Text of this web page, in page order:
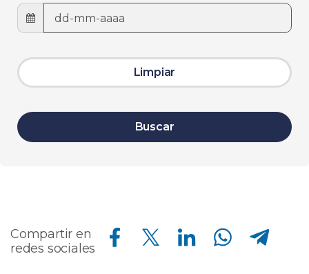
Limpiar
Buscar
Compartir en
redes sociales
Compartir en Facebook Compartir en Twitter Compartir en Linkedin Compartir en Whatsapp Compartir en Telegram